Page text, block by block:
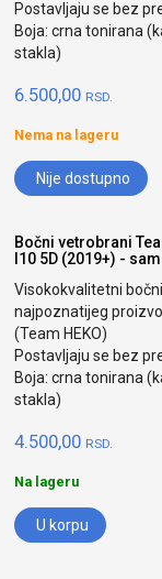
Postavljaju se bez
Boja: crna tonirana
stakla)
6.500,00 RSD.
Nema na lageru
Nije dostupno
Bočni vetrobrani
I10 5D (2019+) -
Visokokvalitetni
najpoznatijeg
(Team HEKO)
Postavljaju se bez
Boja: crna tonirana
stakla)
4.500,00 RSD.
Na lageru
U korpu